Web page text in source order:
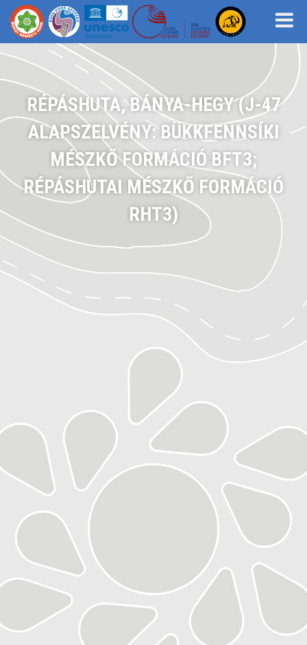
RÉPÁSHUTA, BÁNYA-HEGY (J-47
ALAPSZELVÉNY: BÜKKFENNSÍKI
MÉSZKŐ FORMÁCIÓ BFT3;
RÉPÁSHUTAI MÉSZKŐ FORMÁCIÓ
RHT3)